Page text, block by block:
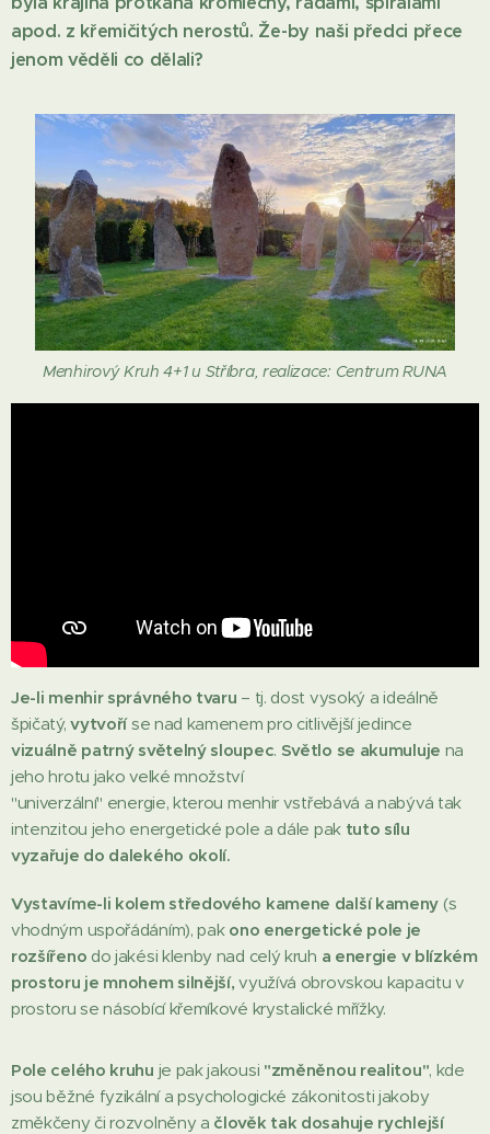
apod. z křemičitých nerostů. Že-by naši předci přece
jenom věděli co dělali?
Menhirový Kruh 4+1 u Stříbra, realizace: Centrum RUNA
Je-li menhir správného tvaru – tj. dost vysoký a ideálně
špičatý,vytvoříse nad kamenem pro citlivější jedince
vizuálně patrný světelný sloupec. Světlo se akumuluje na
jeho hrotu jako velké množství
"univerzální" energie, kterou menhir vstřebává a nabývá tak
intenzitou jeho energetické pole a dále pak tuto sílu
vyzařuje do dalekého okolí.
Vystavíme-li kolem středového kamene další kameny (s
vhodným uspořádáním), pak ono energetické pole je
rozšířeno do jakési klenby nad celý kruh a energie v blízkém
prostoru je mnohem silnější, využívá obrovskou kapacitu v
prostoru se násobící křemíkové krystalické mřížky.
Pole celého kruhu je pak jakousi "změněnou realitou", kde
jsou běžné fyzikální a psychologické zákonitosti jakoby
změkčeny či rozvolněny a člověk tak dosahuje rychlejší